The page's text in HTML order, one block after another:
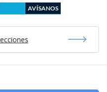
AVÍSANOS